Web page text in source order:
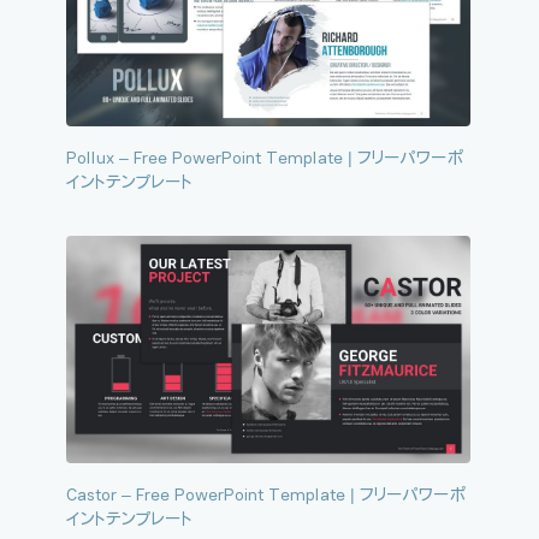
Pollux – Free PowerPoint Template | フリーパワーポ
イントテンプレート
Castor – Free PowerPoint Template | フリーパワーポ
イントテンプレート